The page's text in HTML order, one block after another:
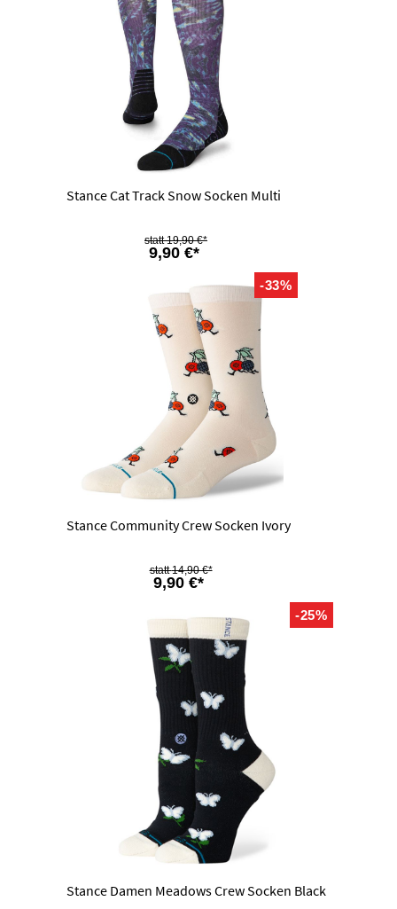
Stance Cat Track Snow Socken Multi
9,90 €*
19,90 €*
-33%
Stance Community Crew Socken Ivory
9,90 €*
14,90 €*
-25%
Stance Damen Meadows Crew Socken Black